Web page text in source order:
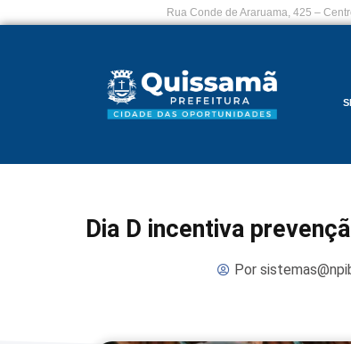
Rua Conde de Araruama, 425 –
Dia D incentiva
Por